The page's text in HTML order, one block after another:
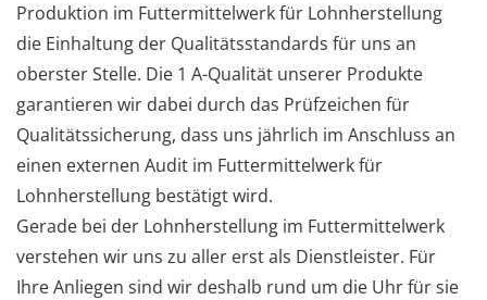
Produktion im Futtermittelwerk für Lohnherstellung
die Einhaltung der Qualitätsstandards für uns an
oberster Stelle. Die 1 A-Qualität unserer Produkte
garantieren wir dabei durch das Prüfzeichen für
Qualitätssicherung, dass uns jährlich im Anschluss an
einen externen Audit im Futtermittelwerk für
Lohnherstellung bestätigt wird.
Gerade bei der Lohnherstellung im Futtermittelwerk
verstehen wir uns zu aller erst als Dienstleister. Für
Ihre Anliegen sind wir deshalb rund um die Uhr für sie